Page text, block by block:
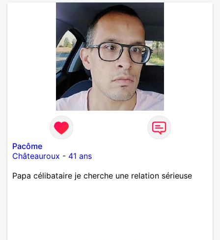
Pacôme
Châteauroux - 41 ans
Papa célibataire je cherche une relation sérieuse